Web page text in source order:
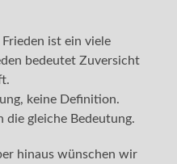
ist ein viele
bedeutet Zuversicht
keine Definition.
die gleiche Bedeutung.
hinaus wünschen wir